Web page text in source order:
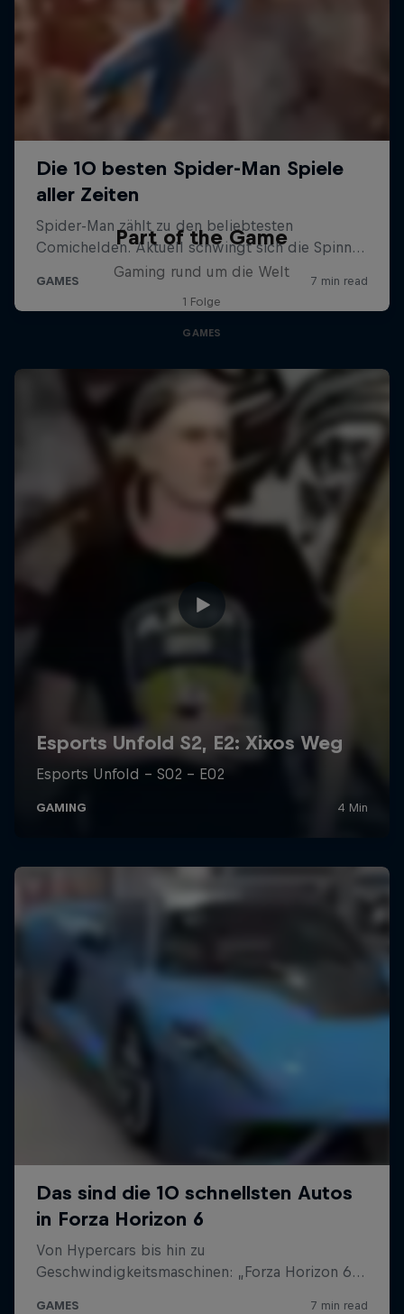
Part of the Game
Gaming rund um die Welt
1 Folge
GAMES